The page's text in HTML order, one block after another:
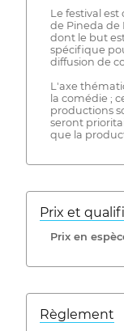
Le festival
de Pineda de
dont le but
spécifique
diffusion de
L'axe
la comédie ;
productions
seront
que la
Prix ​​et
Prix ​​en
Règlement